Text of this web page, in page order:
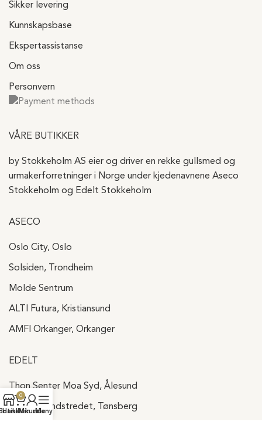
Sikker levering
Kunnskapsbase
Ekspertassistanse
Om oss
Personvern
VÅRE BUTIKKER
by Stokkeholm AS eier og driver en rekke gullsmed og
urmakerforretninger i Norge under kjedenavnene Aseco
Stokkeholm og Edelt Stokkeholm
ASECO
Oslo City, Oslo
Solsiden, Trondheim
Molde Sentrum
ALTI Futura, Kristiansund
AMFI Orkanger, Orkanger
EDELT
Thon Senter Moa Syd, Ålesund
Alti Farmandstredet, Tønsberg
0
Handlekurv
Min side
Meny